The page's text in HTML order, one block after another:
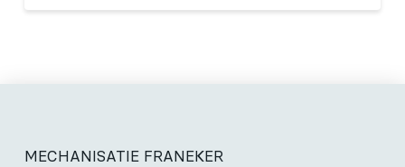
MECHANISATIE FRANEKER